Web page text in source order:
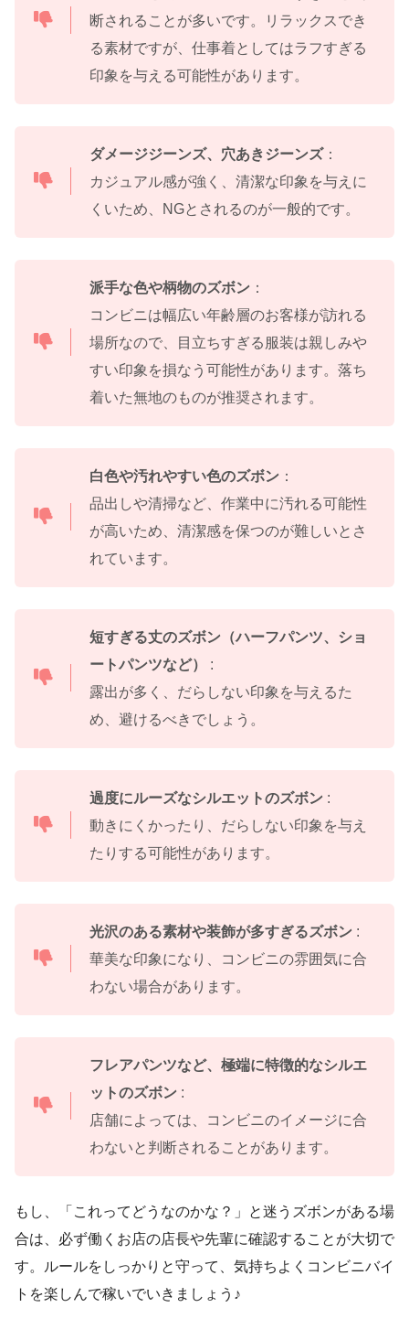
断されることが多いです。リラックスでき
る素材ですが、仕事着としてはラフすぎる
印象を与える可能性があります。
ダメージジーンズ、穴あきジーンズ：
カジュアル感が強く、清潔な印象を与えに
くいため、NGとされるのが一般的です。
派手な色や柄物のズボン ：
コンビニは幅広い年齢層のお客様が訪れる
場所なので、目立ちすぎる服装は親しみや
すい印象を損なう可能性があります。落ち
着いた無地のものが推奨されます。
白色や汚れやすい色のズボン ：
品出しや清掃など、作業中に汚れる可能性
が高いため、清潔感を保つのが難しいとさ
れています。
短すぎる丈のズボン（ハーフパンツ、ショ
ートパンツなど）
:
露出が多く、だらしない印象を与えるた
め、避けるべきでしょう。
過度にルーズなシルエットのズボン :
動きにくかったり、だらしない印象を与え
たりする可能性があります。
光沢のある素材や装飾が多すぎるズボン :
華美な印象になり、コンビニの雰囲気に合
わない場合があります。
フレアパンツなど、極端に特徴的なシルエ
ットのズボン :
店舗によっては、コンビニのイメージに合
わないと判断されることがあります。
もし、「これってどうなのかな？」と迷うズボンがある場
合は、必ず働くお店の店長や先輩に確認することが大切で
す。ルールをしっかりと守って、気持ちよくコンビニバイ
トを楽しんで稼いでいきましょう♪